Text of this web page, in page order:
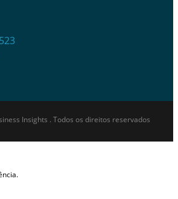
Insights . Todos os direitos reservados